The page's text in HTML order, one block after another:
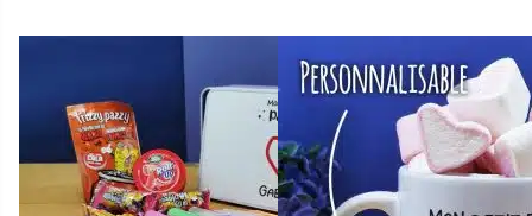
papy personnalisé
parfait” (Boîte en
métal) – cadeau
papy mamie